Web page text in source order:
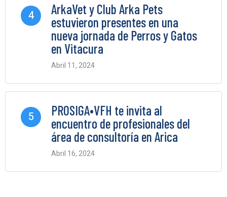
4
ArkaVet y Club Arka Pets
estuvieron presentes en una
nueva jornada de Perros y Gatos
en Vitacura
Abril 11, 2024
5
PROSIGA•VFH te invita al
encuentro de profesionales del
área de consultoría en Arica
Abril 16, 2024